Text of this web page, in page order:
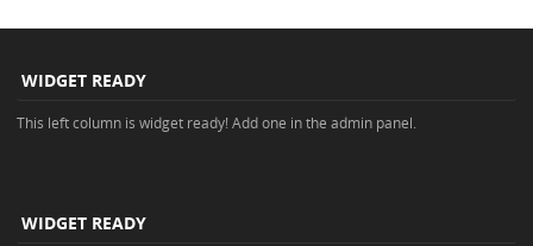
WIDGET READY
This left column is widget ready! Add one in the admin panel.
WIDGET READY